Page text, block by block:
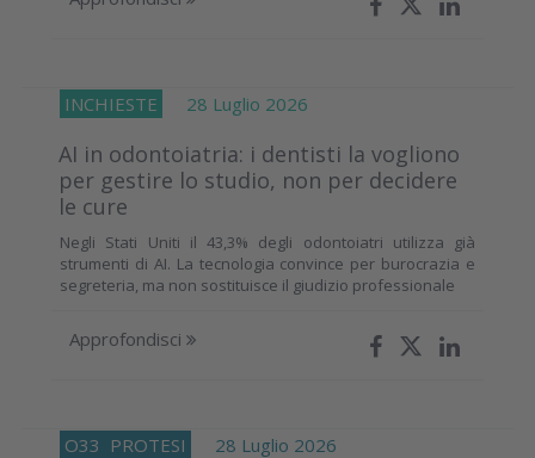
INCHIESTE 28 Luglio 2026
AI in odontoiatria: i dentisti la vogliono
per gestire lo studio, non per decidere
le cure
Negli Stati Uniti il 43,3% degli odontoiatri utilizza già
strumenti di AI. La tecnologia convince per burocrazia e
segreteria, ma non sostituisce il giudizio professionale
Approfondisci
O33 PROTESI 28 Luglio 2026